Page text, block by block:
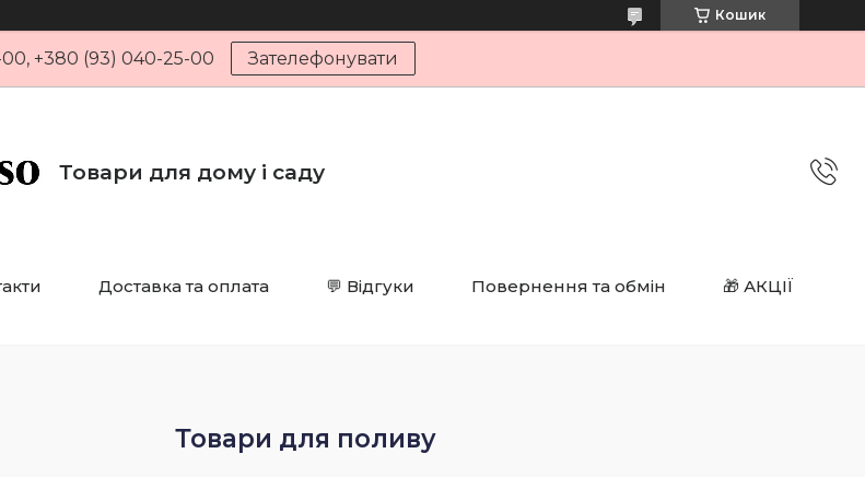
Кошик
+380 (93) 040-25-00 Зателефонувати
Товари для дому і саду
Доставка та оплата 💬 Відгуки Повернення та обмін 🎁 АКЦІЇ
Товари для поливу